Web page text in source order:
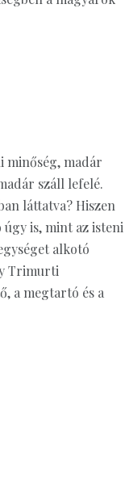
minőség, madár
száll lefelé.
láttatva? Hiszen
is, mint az isteni
alkotó
Trimurti
a megtartó és a